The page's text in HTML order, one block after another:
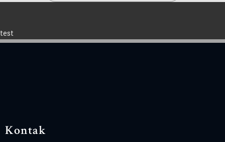
test
Kontak